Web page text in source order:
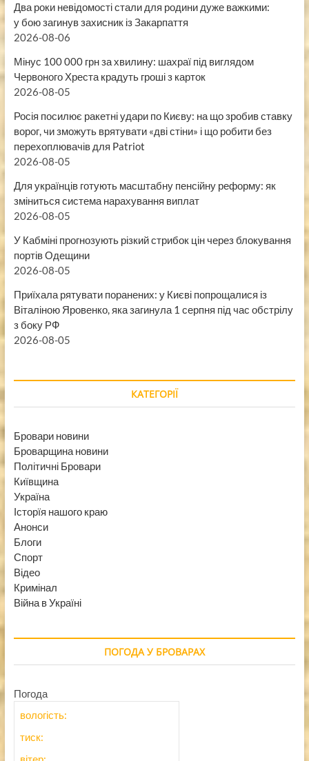
Два роки невідомості стали для родини дуже важкими:
у бою загинув захисник із Закарпаття
2026-08-06
Мінус 100 000 грн за хвилину: шахраї під виглядом
Червоного Хреста крадуть гроші з карток
2026-08-05
Росія посилює ракетні удари по Києву: на що зробив ставку
ворог, чи зможуть врятувати «дві стіни» і що робити без
перехоплювачів для Patriot
2026-08-05
Для українців готують масштабну пенсійну реформу: як
зміниться система нарахування виплат
2026-08-05
У Кабміні прогнозують різкий стрибок цін через блокування
портів Одещини
2026-08-05
Приїхала рятувати поранених: у Києві попрощалися із
Віталіною Яровенко, яка загинула 1 серпня під час обстрілу
з боку РФ
2026-08-05
КАТЕГОРІЇ
Бровари новини
Броварщина новини
Політичні Бровари
Київщина
Україна
Історїя нашого краю
Анонси
Блоги
Спорт
Відео
Кримінал
Війна в Україні
ПОГОДА У БРОВАРАХ
Погода
вологість:
тиск: